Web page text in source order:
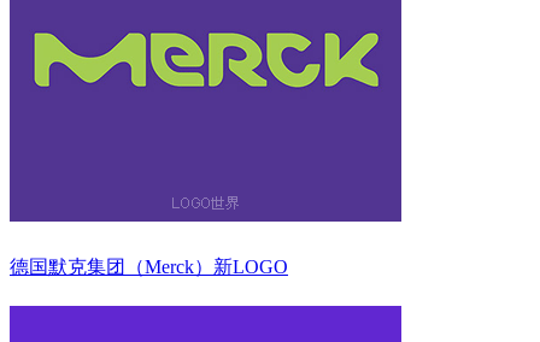
德国默克集团（Merck）新LOGO